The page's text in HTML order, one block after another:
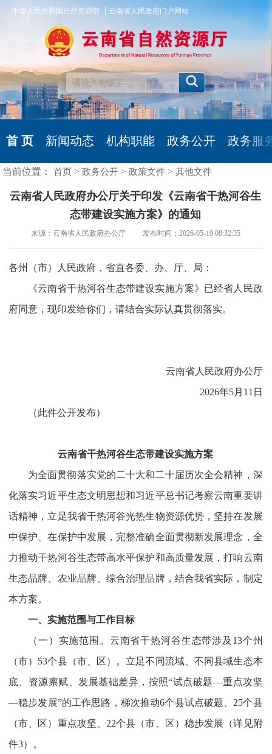
中华人民共和国自然资源部 |云南省人民政府门户网站
首 页 新闻动态 机构职能 政务公开 政务服
当前位置：首页 > 政务公开 >政策文件 >其他文件
云南省人民政府办公厅关于印发《云南省干热河谷生
态带建设实施方案》的通知
来源：云南省人民政府办公厅 发布时间：2026-05-19 08:32:35
各州（市）人民政府，省直各委、办、厅、局：
《云南省干热河谷生态带建设实施方案》已经省人民政
府同意，现印发给你们，请结合实际认真贯彻落实。
云南省人民政府办公厅
2026年5月11日
（此件公开发布）
云南省干热河谷生态带建设实施方案
为全面贯彻落实党的二十大和二十届历次全会精神，深
化落实习近平生态文明思想和习近平总书记考察云南重要讲
话精神，立足我省干热河谷光热生物资源优势，坚持在发展
中保护、在保护中发展，完整准确全面贯彻新发展理念，全
力推动干热河谷生态带高水平保护和高质量发展，打响云南
生态品牌、农业品牌、综合治理品牌，结合我省实际，制定
本方案。
一、实施范围与工作目标
（一）实施范围。云南省干热河谷生态带涉及13个州
（市）53个县（市、区）。立足不同流域、不同县域生态本
底、资源禀赋、发展基础差异，按照“试点破题—重点攻坚
—稳步发展”的工作思路，梯次推动6个县试点破题、25个县
（市、区）重点攻坚、22个县（市、区）稳步发展（详见附
件3）。